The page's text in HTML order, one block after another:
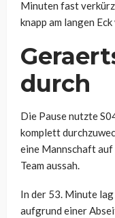
Minuten fast
knapp am langen
durch
Die Pause nutzte
komplett
eine Mannschaft auf
Team aussah.
In der 53. Minute
aufgrund einer